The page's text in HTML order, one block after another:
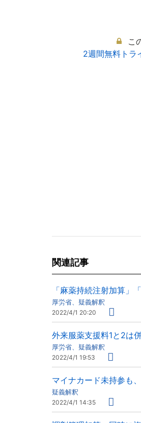
こ
2週間無料トラ
関連記事
「麻薬持続注射加算」
厚労省、疑義解釈
2022/4/1 20:20
外来服薬支援料1と2は
厚労省、疑義解釈
2022/4/1 19:53
マイナカード未持参も
疑義解釈
2022/4/1 14:35